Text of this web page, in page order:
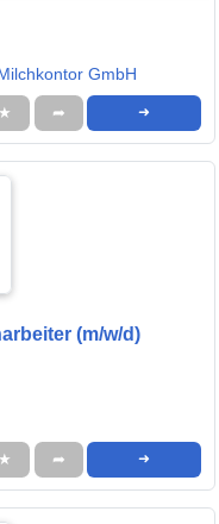
GmbH
★ ➦ ➜
(m/w/d)
★ ➦ ➜